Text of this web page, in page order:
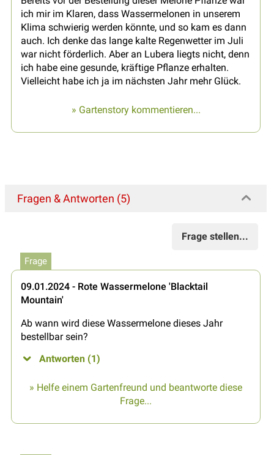
ich mir im Klaren, dass Wassermelonen in unserem
Klima schwierig werden könnte, und so kam es dann
auch. Ich denke das lange kalte Regenwetter im Juli
war nicht förderlich. Aber an Lubera liegts nicht, denn
ich habe eine gesunde, kräftige Pflanze erhalten.
Vielleicht habe ich ja im nächsten Jahr mehr Glück.
» Gartenstory kommentieren...
Fragen & Antworten (5)
Frage stellen...
Frage
09.01.2024 - Rote Wassermelone 'Blacktail
Mountain'
Ab wann wird diese Wassermelone dieses Jahr
bestellbar sein?
Antworten (1)
» Helfe einem Gartenfreund und beantworte diese
Frage...